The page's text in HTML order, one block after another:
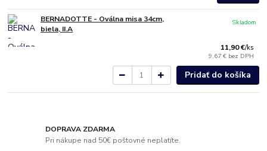
BERNADOTTE - Oválna misa 34cm,
biela, II.A
11,90 €/ks
9,67 € bez DPH
Skladom
Pridať do košíka
DOPRAVA ZDARMA
Pri nákupe nad 50€ poštovné neplatíte.